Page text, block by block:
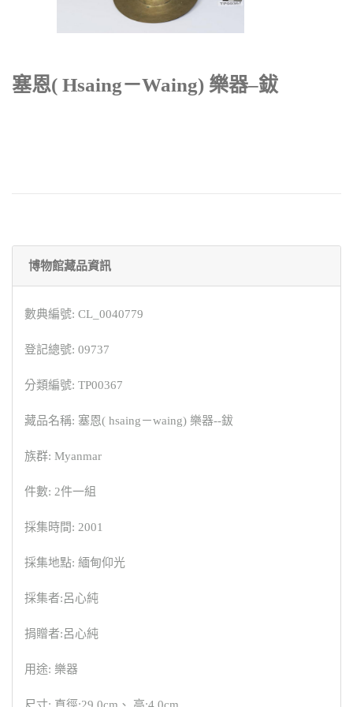
塞恩( Hsaing－waing) 樂器–鈸
博物館藏品資訊
數典編號: CL_0040779
登記總號: 09737
分類編號: TP00367
藏品名稱: 塞恩( hsaing－waing) 樂器--鈸
族群: Myanmar
件數: 2件一組
採集時間: 2001
採集地點: 緬甸仰光
採集者:呂心純
捐贈者:呂心純
用途: 樂器